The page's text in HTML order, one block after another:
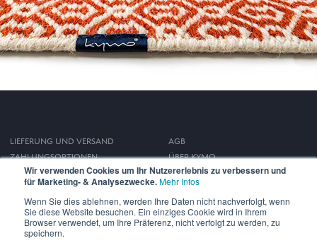
Wir verwenden Cookies um Ihr Nutzererlebnis zu verbessern und
für Marketing- & Analysezwecke.Mehr Infos
Wenn Sie dies ablehnen, werden Ihre Daten nicht nachverfolgt, wenn
Sie diese Website besuchen. Ein einziges Cookie wird in Ihrem
Browser verwendet, um Ihre Präferenz, nicht verfolgt zu werden, zu
speichern.
LIEFERUNG UND VERSAND
ZAHLUNGSOPTIONEN
WIDERRUFSRECHT
AGB
ÜBER KYMO
IMPRESSUM
DATENSCHUTZ